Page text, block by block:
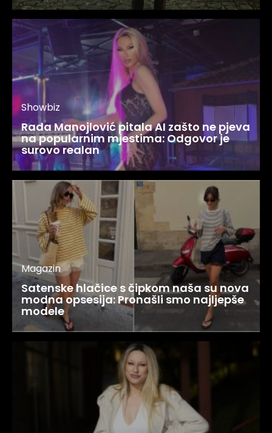
Showbiz
Rada Manojlović pitala AI zašto ne pjeva
na popularnim mjestima: Odgovor je
surovo realan
Magazin
Satenske hlačice s čipkom naša su nova
modna opsesija: Pronašli smo najljepše
modele